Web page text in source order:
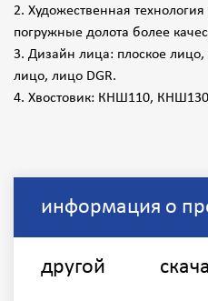
2. Художественная
погружные долота более
3. Дизайн лица: плоское лицо,
лицо, лицо DGR.
4. Хвостовик: КНШ110,
информация о
другой